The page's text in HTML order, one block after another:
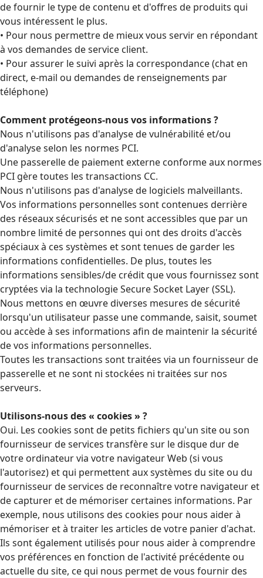
de fournir le type de contenu et d'offres de produits qui
vous intéressent le plus.
• Pour nous permettre de mieux vous servir en répondant
à vos demandes de service client.
• Pour assurer le suivi après la correspondance (chat en
direct, e-mail ou demandes de renseignements par
téléphone)
Comment protégeons-nous vos informations ?
Nous n'utilisons pas d'analyse de vulnérabilité et/ou
d'analyse selon les normes PCI.
Une passerelle de paiement externe conforme aux normes
PCI gère toutes les transactions CC.
Nous n'utilisons pas d'analyse de logiciels malveillants.
Vos informations personnelles sont contenues derrière
des réseaux sécurisés et ne sont accessibles que par un
nombre limité de personnes qui ont des droits d'accès
spéciaux à ces systèmes et sont tenues de garder les
informations confidentielles. De plus, toutes les
informations sensibles/de crédit que vous fournissez sont
cryptées via la technologie Secure Socket Layer (SSL).
Nous mettons en œuvre diverses mesures de sécurité
lorsqu'un utilisateur passe une commande, saisit, soumet
ou accède à ses informations afin de maintenir la sécurité
de vos informations personnelles.
Toutes les transactions sont traitées via un fournisseur de
passerelle et ne sont ni stockées ni traitées sur nos
serveurs.
Utilisons-nous des « cookies » ?
Oui. Les cookies sont de petits fichiers qu'un site ou son
fournisseur de services transfère sur le disque dur de
votre ordinateur via votre navigateur Web (si vous
l'autorisez) et qui permettent aux systèmes du site ou du
fournisseur de services de reconnaître votre navigateur et
de capturer et de mémoriser certaines informations. Par
exemple, nous utilisons des cookies pour nous aider à
mémoriser et à traiter les articles de votre panier d'achat.
Ils sont également utilisés pour nous aider à comprendre
vos préférences en fonction de l'activité précédente ou
actuelle du site, ce qui nous permet de vous fournir des